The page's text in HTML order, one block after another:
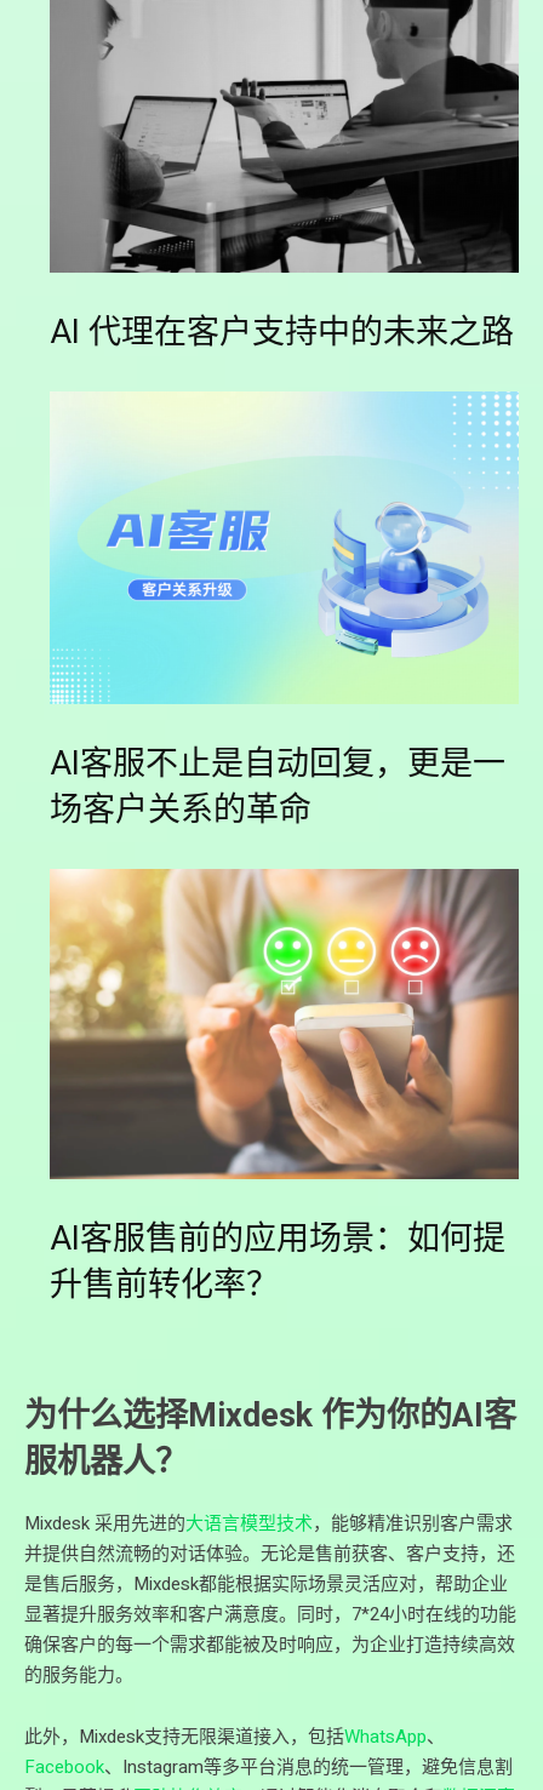
AI 代理在客户支持中的未来之路
AI客服不止是自动回复，更是一
场客户关系的革命
AI客服售前的应用场景：如何提
升售前转化率？
为什么选择Mixdesk 作为你的AI客
服机器人？
Mixdesk 采用先进的大语言模型技术，能够精准识别客户需求
并提供自然流畅的对话体验。无论是售前获客、客户支持，还
是售后服务，Mixdesk都能根据实际场景灵活应对，帮助企业
显著提升服务效率和客户满意度。同时，7*24小时在线的功能
确保客户的每一个需求都能被及时响应，为企业打造持续高效
的服务能力。
此外，Mixdesk支持无限渠道接入，包括WhatsApp、
Facebook、Instagram等多平台消息的统一管理，避免信息割